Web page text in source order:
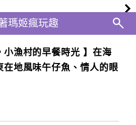
玩趣
瑪姬瘋玩趣
小漁村的早餐時光 】在海
在地風味午仔魚、情人的眼